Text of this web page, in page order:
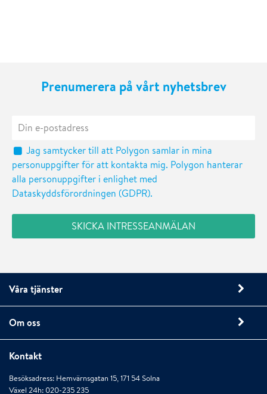
Prenumerera på vårt nyhetsbrev
Jag samtycker till att Polygon samlar in mina
personuppgifter för att kontakta mig. Polygon hanterar
alla personuppgifter i enlighet med
Dataskyddsförordningen (GDPR).
Våra tjänster
Om oss
Kontakt
Besöksadress: Hemvärnsgatan 15, 171 54 Solna
Växel 24h: 020-235 235